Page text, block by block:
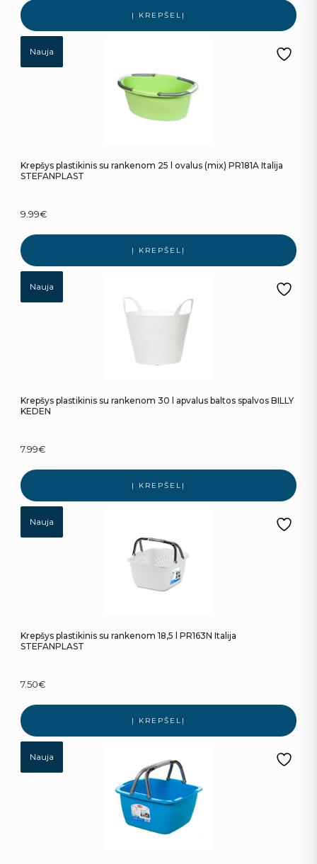
Į KREPŠELĮ
Nauja
Krepšys plastikinis su rankenom 25 l ovalus (mix) PR181A Italija
STEFANPLAST
9.99€
Į KREPŠELĮ
Nauja
Krepšys plastikinis su rankenom 30 l apvalus baltos spalvos BILLY
KEDEN
7.99€
Į KREPŠELĮ
Nauja
Krepšys plastikinis su rankenom 18,5 l PR163N Italija
STEFANPLAST
7.50€
Į KREPŠELĮ
Nauja